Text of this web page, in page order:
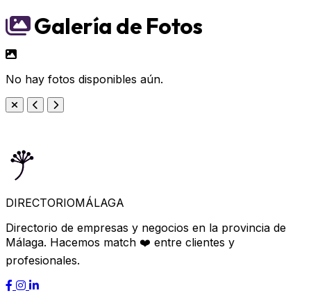
Galería de Fotos
No hay fotos disponibles aún.
DIRECTORIOMÁLAGA
Directorio de empresas y negocios en la provincia de
Málaga. Hacemos match ❤️ entre clientes y
profesionales.